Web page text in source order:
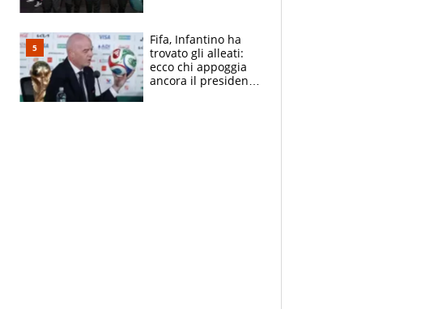
Fifa, Infantino ha
trovato gli alleati:
ecco chi appoggia
ancora il presidente